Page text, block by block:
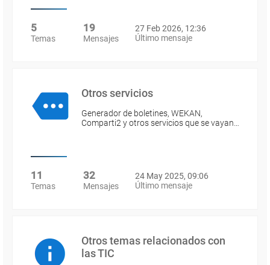
5
Temas
19
Mensajes
27 Feb 2026, 12:36
Último mensaje
Otros servicios
Generador de boletines, WEKAN,
Comparti2 y otros servicios que se vayan…
11
Temas
32
Mensajes
24 May 2025, 09:06
Último mensaje
Otros temas relacionados con
las TIC